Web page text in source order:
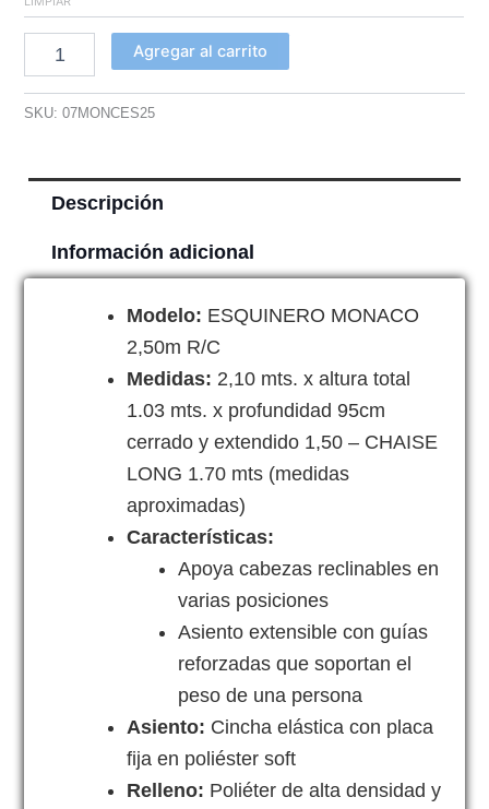
Agregar al carrito
SKU:07MONCES25
Descripción
Información adicional
Modelo: ESQUINERO MONACO
2,50m R/C
Medidas: 2,10 mts. x altura total
1.03 mts. x profundidad 95cm
cerrado y extendido 1,50 – CHAISE
LONG 1.70 mts (medidas
aproximadas)
Características:
Apoya cabezas reclinables en
varias posiciones
Asiento extensible con guías
reforzadas que soportan el
peso de una persona
Asiento: Cincha elástica con placa
fija en poliéster soft
Relleno: Poliéter de alta densidad y